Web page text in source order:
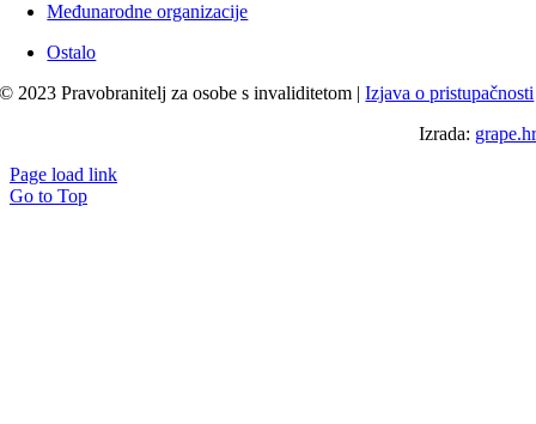
Međunarodne organizacije
Ostalo
© 2023 Pravobranitelj za osobe s invaliditetom |Izjava o pristupačnosti
Izrada: grape.hr
Page load link
Go to Top